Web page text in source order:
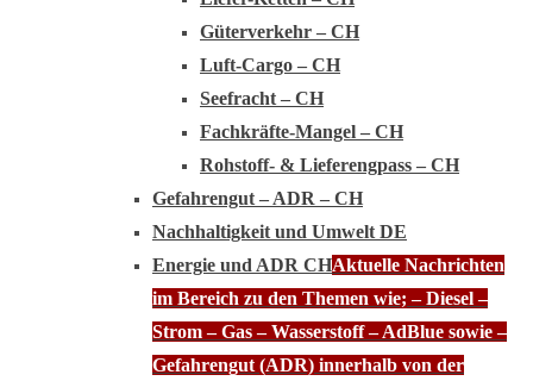
Güterverkehr – CH
Luft-Cargo – CH
Seefracht – CH
Fachkräfte-Mangel – CH
Rohstoff- & Lieferengpass – CH
Gefahrengut – ADR – CH
Nachhaltigkeit und Umwelt DE
Energie und ADR CHAktuelle Nachrichten
im Bereich zu den Themen wie; – Diesel –
Strom – Gas – Wasserstoff – AdBlue sowie –
Gefahrengut (ADR) innerhalb von der